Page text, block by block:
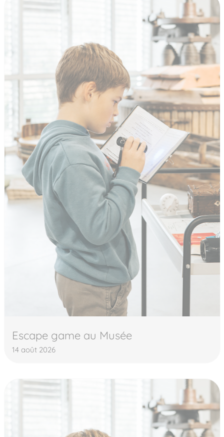
Escape game au Musée
14 août 2026